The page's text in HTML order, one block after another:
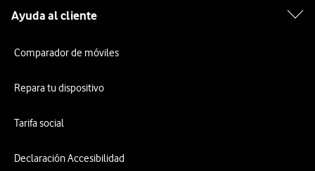
Ayuda al cliente
Comparador de móviles
Repara tu dispositivo
Tarifa social
Declaración Accesibilidad